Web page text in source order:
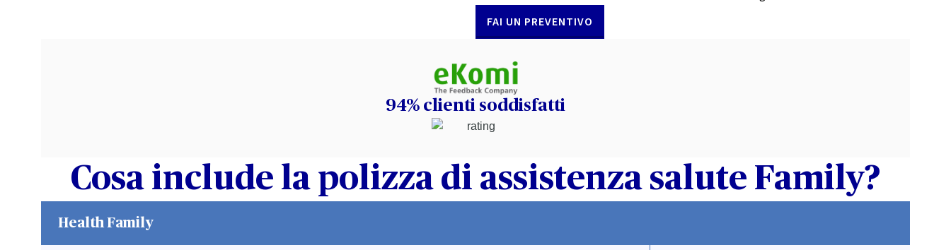
FAI UN PREVENTIVO
94% clienti soddisfatti
Cosa include la polizza di assistenza salute Family?
Health Family